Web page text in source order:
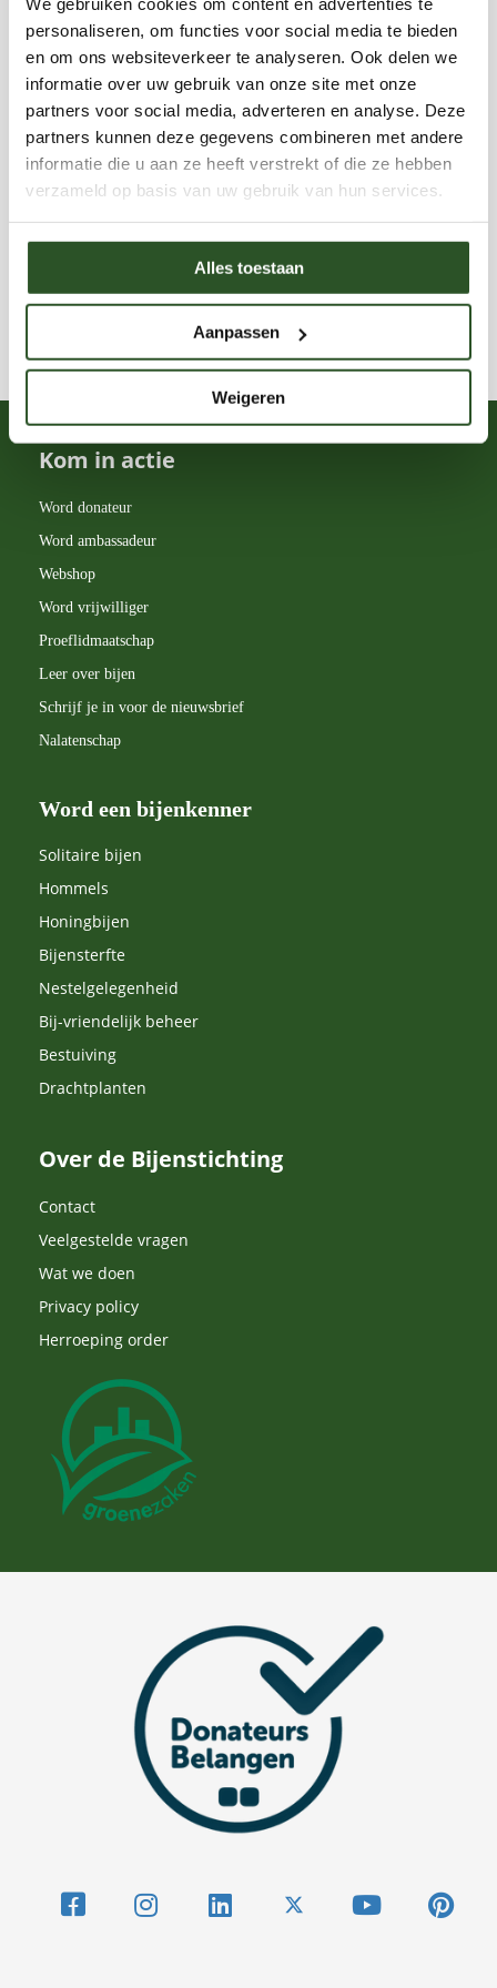
personaliseren, om functies voor social media te bieden
en om ons websiteverkeer te analyseren. Ook delen we
informatie over uw gebruik van onze site met onze
partners voor social media, adverteren en analyse. Deze
partners kunnen deze gegevens combineren met andere
informatie die u aan ze heeft verstrekt of die ze hebben
verzameld op basis van uw gebruik van hun services.
Alles toestaan
Aanpassen
Weigeren
bestuivers voor onze voedselvoorziening en
ecosystemen. Daarnaast verzorgt hij regelmatig
lezingen, workshops en excursies over bijen en
natuurbeleving.Met zijn blogs wil Jaap mensen
inspireren om bewuster om te gaan met natuur
en zelf bij te dragen aan een bijvriendelijke
leefomgeving. Als auteur deelt Jaap toegankelijke
en inhoudelijke kennis over wilde bijen, hommels,
biodiversiteit, natuurinclusief tuinieren en het
belang van bestuivers voor onze
voedselvoorziening en ecosystemen. Daarnaast
verzorgt hij regelmatig lezingen, workshops en
excursies over bijen en natuurbeleving.Met zijn
te gaan met natuur en zelf bij te dragen aan een
Bestrijdingsmiddelen
Evenementen en markten
Informatie
Bijenportretten
Bijenbalkon blog
Kleine tuinen blog
Kom in actie
Word donateur
Word ambassadeur
Webshop
Word vrijwilliger
Proeflidmaatschap
Leer over bijen
Schrijf je in voor de nieuwsbrief
Nalatenschap
Word een bijenkenner
Solitaire bijen
Hommels
Honingbijen
Bijensterfte
Nestelgelegenheid
Bij-vriendelijk beheer
Bestuiving
Drachtplanten
Over de Bijenstichting
Contact
Veelgestelde vragen
Wat we doen
Privacy policy
Herroeping order